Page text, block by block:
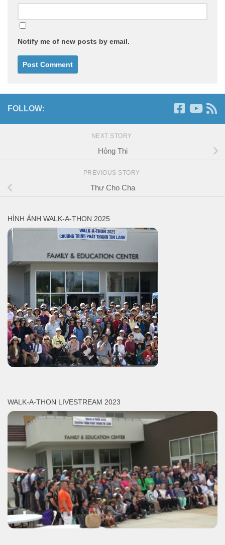
Notify me of new posts by email.
FOLLOW:
NEXT STORY
Hỏng Thi
PREVIOUS STORY
Thư Cho Cha
HÌNH ẢNH WALK-A-THON 2025
WALK-A-THON LIVESTREAM 2023